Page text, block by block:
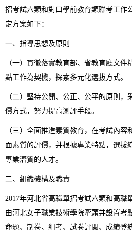
招考試六類和對口學前教育類聯考工作
定方案如下：
一、指導思想及原則
（一）貫徹落實教育部、省教育廳文
點工作為契機，探索多元化選拔方式。
（二）堅持公開、公正、公平的原則，
價方式，努力提高測評手段。
（三）全面推進素質教育，在考試內
面素質的評價，并根據專業特點，選拔
專業潛質的人才。
二、組織機構及職責
2017年河北省高職單招考試六類和高職
由河北女子職業技術學院牽頭并設置考
命題、制卷、組考、試卷評閱、成績登